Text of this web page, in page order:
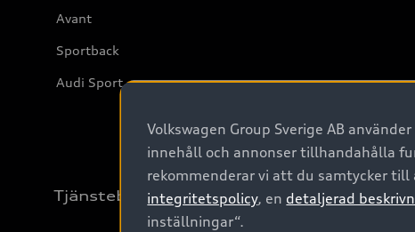
Avant
Sportback
Audi Sport
Tjänstebil
Volkswagen Group Sverige AB
innehåll och annonser tillhandahålla
rekommenderar vi att du samtycker till
integritetspolicy, en detaljerad
inställningar“.